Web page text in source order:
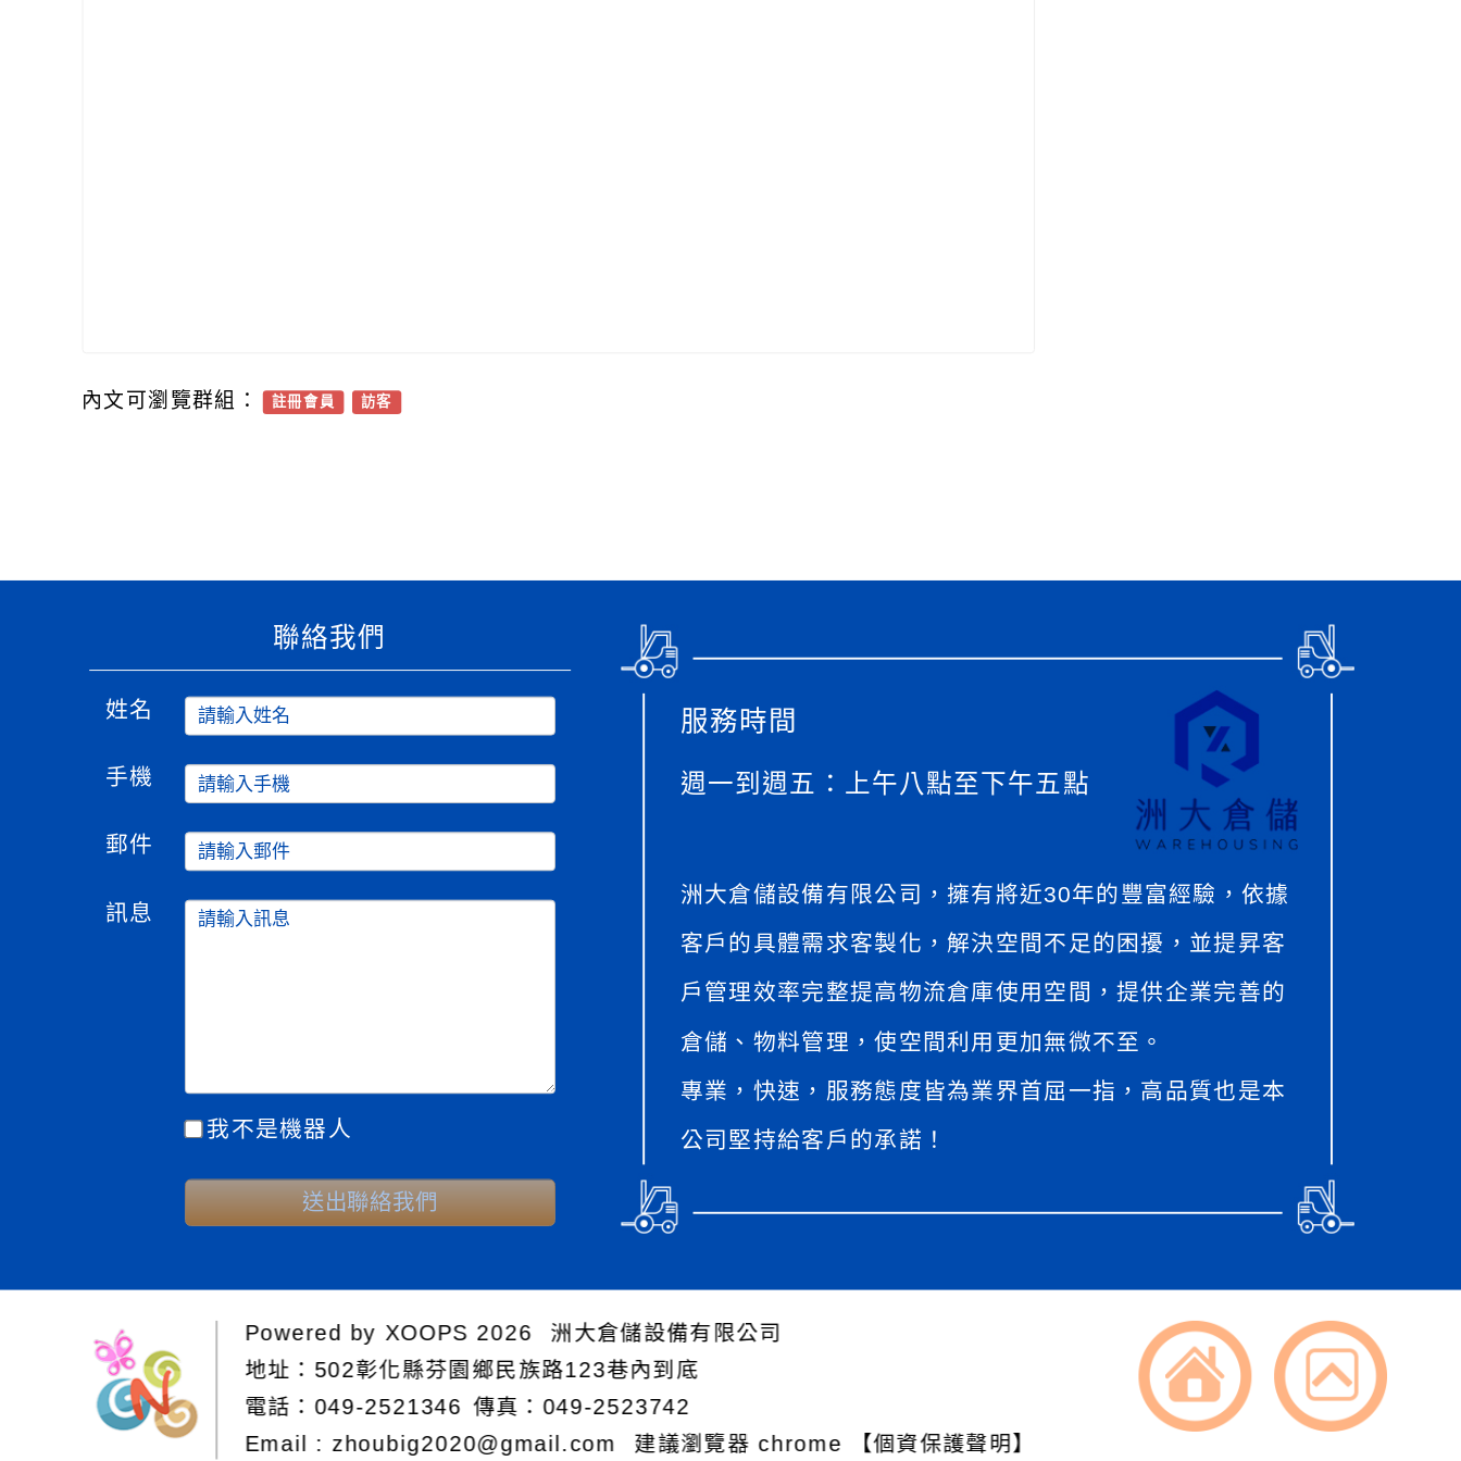
內文可瀏覽群組： 註冊會員 訪客
聯絡我們
姓名
手機
郵件
訊息
我不是機器人
送出聯絡我們
服務時間
週一到週五：上午八點至下午五點
洲大倉儲設備有限公司，擁有將近30年的豐富經驗，依據
客戶的具體需求客製化，解決空間不足的困擾，並提昇客
戶管理效率完整提高物流倉庫使用空間，提供企業完善的
倉儲、物料管理，使空間利用更加無微不至。
專業，快速，服務態度皆為業界首屈一指，高品質也是本
公司堅持給客戶的承諾！
Powered by XOOPS 2026
洲大倉儲設備有限公司
地址： 502彰化縣芬園鄉民族路123巷內到底
電話：049-2521346 傳真：049-2523742
Email : zhoubig2020@gmail.com 建議瀏覽器 chrome 【個資保護聲明】